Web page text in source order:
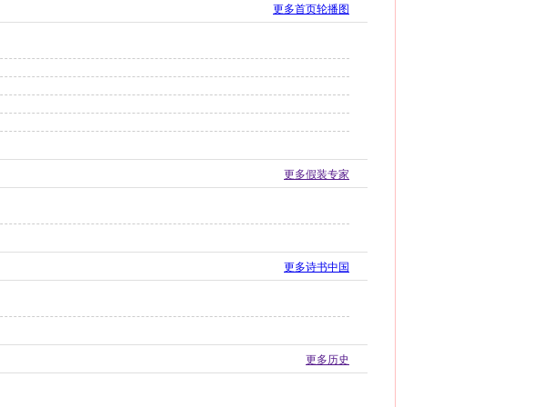
更多首页轮播图
更多假装专家
更多诗书中国
更多历史